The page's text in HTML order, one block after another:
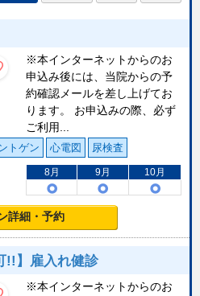
※本インターネットからのお
申込み後には、当院からの予
約確認メールを差し上げてお
ります。 お申込みの際、必ず
ご利用...
トゲン 心電図 尿検査
8月 9月 10月
詳細・予約
!!】雇入れ健診
※本インターネットからのお